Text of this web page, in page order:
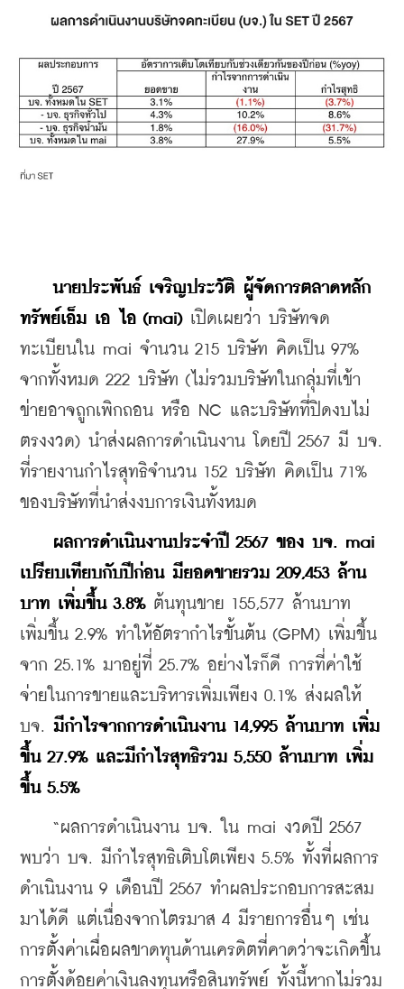
นายประพันธ์ เจริญประวัติ ผู้จัดการตลาดหลัก
ทรัพย์เอ็ม เอ ไอ (mai) เปิดเผยว่า บริษัทจด
ทะเบียนใน mai จำนวน 215 บริษัท คิดเป็น 97%
จากทั้งหมด 222 บริษัท (ไม่รวมบริษัทในกลุ่มที่เข้า
ข่ายอาจถูกเพิกถอน หรือ NC และบริษัทที่ปิดงบไม่
ตรงงวด) นำส่งผลการดำเนินงาน โดยปี 2567 มี บจ.
ที่รายงานกำไรสุทธิจำนวน 152 บริษัท คิดเป็น 71%
ของบริษัทที่นำส่งงบการเงินทั้งหมด
ผลการดำเนินงานประจำปี 2567 ของ บจ. mai
เปรียบเทียบกับปีก่อน มียอดขายรวม 209,453 ล้าน
บาท เพิ่มขึ้น 3.8% ต้นทุนขาย 155,577 ล้านบาท
เพิ่มขึ้น 2.9% ทำให้อัตรากำไรขั้นต้น (GPM) เพิ่มขึ้น
จาก 25.1% มาอยู่ที่ 25.7% อย่างไรก็ดี การที่ค่าใช้
จ่ายในการขายและบริหารเพิ่มเพียง 0.1% ส่งผลให้
บจ. มีกำไรจากการดำเนินงาน 14,995 ล้านบาท เพิ่ม
ขึ้น 27.9% และมีกำไรสุทธิรวม 5,550 ล้านบาท เพิ่ม
ขึ้น 5.5%
“ผลการดำเนินงาน บจ. ใน mai งวดปี 2567
พบว่า บจ. มีกำไรสุทธิเติบโตเพียง 5.5% ทั้งที่ผลการ
ดำเนินงาน 9 เดือนปี 2567 ทำผลประกอบการสะสม
มาได้ดี แต่เนื่องจากไตรมาส 4 มีรายการอื่นๆ เช่น
การตั้งค่าเผื่อผลขาดทุนด้านเครดิตที่คาดว่าจะเกิดขึ้น
การตั้งด้อยค่าเงินลงทุนหรือสินทรัพย์ ทั้งนี้หากไม่รวม